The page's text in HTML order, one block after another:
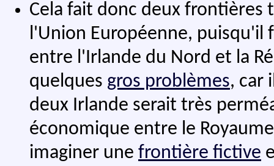
Cela fait donc deux frontières
l'Union Européenne, puisqu'il
entre l'Irlande du Nord et la
quelques gros problèmes, car
deux Irlande serait très
économique entre le
imaginer une frontière fictive